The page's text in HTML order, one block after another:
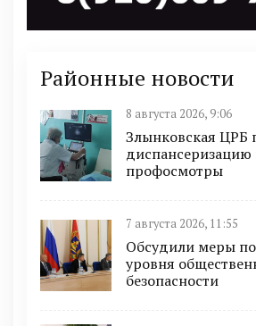
Районные новости
8 августа 2026, 9:06
Злынковская ЦРБ
диспансеризацию
профосмотры
7 августа 2026, 11:55
Обсудили меры
уровня
безопасности